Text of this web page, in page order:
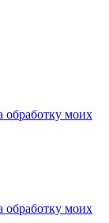
обработку моих
обработку моих